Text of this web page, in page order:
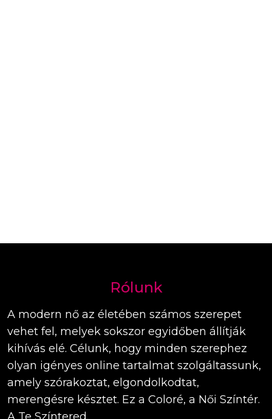
Rólunk
A modern nő az életében számos szerepet
vehet fel, melyek sokszor egyidőben állítják
kihívás elé. Célunk, hogy minden szerephez
olyan igényes online tartalmat szolgáltassunk,
amely szórakoztat, elgondolkodtat,
merengésre késztet. Ez a Coloré, a Női Színtér.